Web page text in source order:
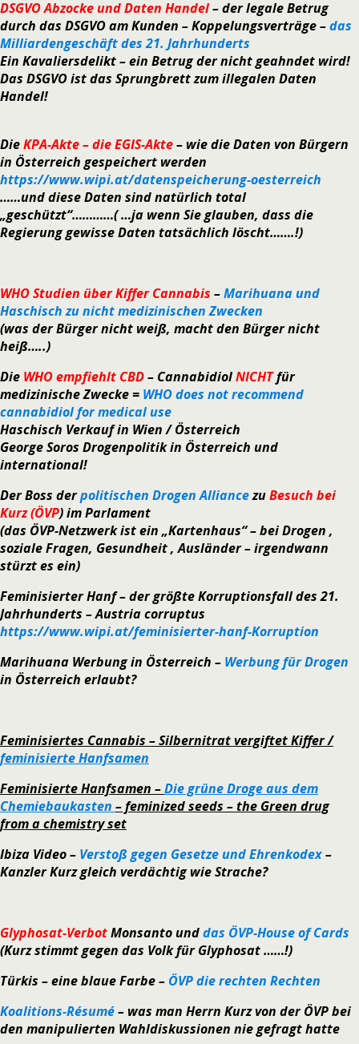
DSGVO Abzocke und Daten Handel– der legale Betrug
durch das DSGVO am Kunden – Koppelungsverträge –das
Milliardengeschäft des 21. Jahrhunderts
Ein Kavaliersdelikt – ein Betrug der nicht geahndet wird!
Das DSGVO ist das Sprungbrett zum illegalen Daten
Handel!
DieKPA-Akte – die EGIS-Akte– wie die Daten von Bürgern
in Österreich gespeichert werden
https://www.wipi.at/datenspeicherung-oesterreich
……und diese Daten sind natürlich total
„geschützt“…………( …ja wenn Sie glauben, dass die
Regierung gewisse Daten tatsächlich löscht…….!)
WHO Studien über Kiffer Cannabis –Marihuana und
Haschisch zu nicht medizinischen Zwecken
(was der Bürger nicht weiß, macht den Bürger nicht
heiß…..)
Die WHO empfiehlt CBD– CannabidiolNICHTfür
medizinische Zwecke = WHO does not recommend
cannabidiol for medical use
Haschisch Verkauf in Wien / Österreich
George Soros Drogenpolitik in Österreich und
international!
Der Boss derpolitischen Drogen AlliancezuBesuch bei
Kurz (ÖVP) im Parlament
(das ÖVP-Netzwerk ist ein „Kartenhaus“ – bei Drogen ,
soziale Fragen, Gesundheit , Ausländer – irgendwann
stürzt es ein)
Feminisierter Hanf– der größte Korruptionsfall des 21.
Jahrhunderts – Austria corruptus
https://www.wipi.at/feminisierter-hanf-Korruption
Marihuana Werbung in Österreich – Werbung für Drogen
in Österreich erlaubt?
Feminisiertes Cannabis – Silbernitrat vergiftet Kiffer /
feminisierte Hanfsamen
Feminisierte Hanfsamen –Die grüne Droge aus dem
Chemiebaukasten – feminized seeds – the Green drug
from a chemistry set
Ibiza Video – Verstoß gegen Gesetze und Ehrenkodex–
Kanzler Kurz gleich verdächtig wie Strache?
Glyphosat-VerbotMonsanto unddas ÖVP-House of Cards
(Kurz stimmt gegen das Volk für Glyphosat ……!)
Türkis – eine blaue Farbe – ÖVP die rechten Rechten
Koalitions-Résumé– was man Herrn Kurz von der ÖVP bei
den manipulierten Wahldiskussionen nie gefragt hatte